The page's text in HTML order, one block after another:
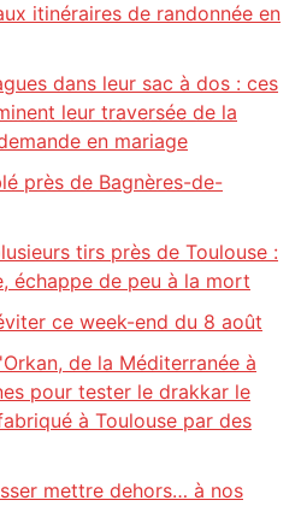
itinéraires de randonnée en
dans leur sac à dos : ces
leur traversée de la
en mariage
près de Bagnères-de-
tirs près de Toulouse :
échappe de peu à la mort
ce week-end du 8 août
de la Méditerranée à
pour tester le drakkar le
à Toulouse par des
mettre dehors… à nos